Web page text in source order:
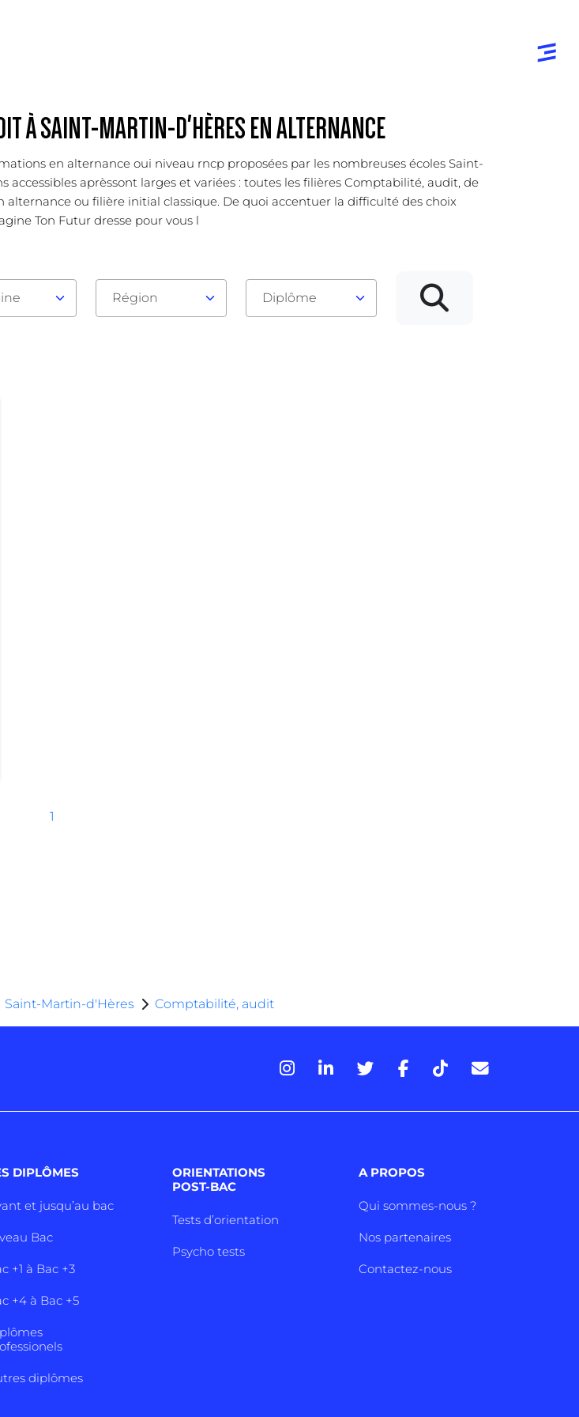
À SAINT-MARTIN-D'HÈRES EN ALTERNANCE
en alternance oui niveau rncp proposées par les nombreuses écoles Saint-
aprèssont larges et variées : toutes les filières Comptabilité, audit, de
ou filière initial classique. De quoi accentuer la difficulté des choix
Ton Futur dresse pour vous l
Région Diplôme
1
Saint-Martin-d'Hères Comptabilité, audit
DIPLÔMES
et jusqu’au bac
Bac
+1 à Bac +3
+4 à Bac +5
diplômes
ORIENTATIONS
POST-BAC
Tests d’orientation
Psycho tests
A PROPOS
Qui sommes-nous ?
Nos partenaires
Contactez-nous